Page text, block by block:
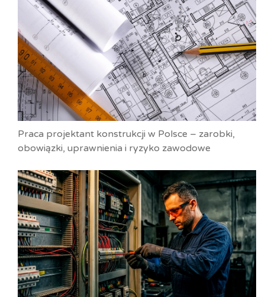
Praca projektant konstrukcji w Polsce – zarobki,
obowiązki, uprawnienia i ryzyko zawodowe